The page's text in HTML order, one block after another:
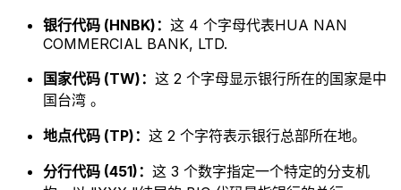
银行代码 (HNBK)： 这 4 个字母代表HUA NAN
COMMERCIAL BANK, LTD.
国家代码 (TW)： 这 2 个字母显示银行所在的国家是中
国台湾 。
地点代码 (TP)： 这 2 个字符表示银行总部所在地。
分行代码 (451)： 这 3 个数字指定一个特定的分支机